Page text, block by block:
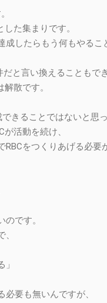
た集まりです。
したらもう何もやるこ
と言い換えることもでき
散です。
きることではないと思っ
活動を続け、
をつくりあげる必要
です。
要も無いんですが、